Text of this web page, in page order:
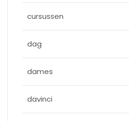
cursussen
dag
dames
davinci